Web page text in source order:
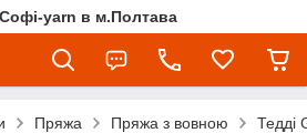
yarn в м.Полтава
Пряжа Пряжа з вовною Тедді